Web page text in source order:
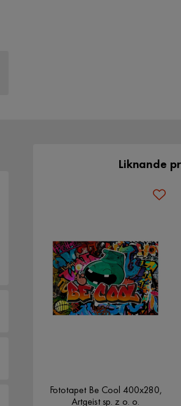
Liknande
Fototapet Be Cool 400x280,
Artgeist sp. z o. o.